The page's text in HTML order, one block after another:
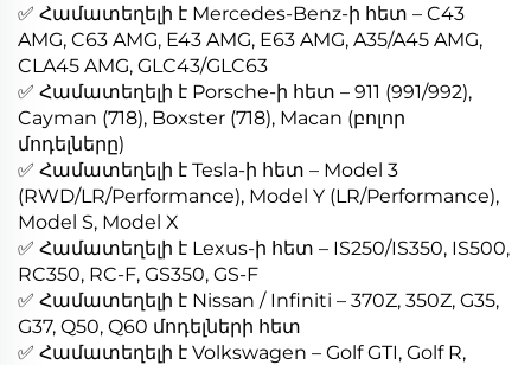
✅ Համատեղելի է Mercedes-Benz-ի հետ – C43
AMG, C63 AMG, E43 AMG, E63 AMG, A35/A45 AMG,
CLA45 AMG, GLC43/GLC63
✅ Համատեղելի է Porsche-ի հետ – 911 (991/992),
Cayman (718), Boxster (718), Macan (բոլոր
մոդելները)
✅ Համատեղելի է Tesla-ի հետ – Model 3
(RWD/LR/Performance), Model Y (LR/Performance),
Model S, Model X
✅ Համատեղելի է Lexus-ի հետ – IS250/IS350, IS500,
RC350, RC-F, GS350, GS-F
✅ Համատեղելի է Nissan / Infiniti – 370Z, 350Z, G35,
G37, Q50, Q60 մոդելների հետ
✅ Համատեղելի է Volkswagen – Golf GTI, Golf R,